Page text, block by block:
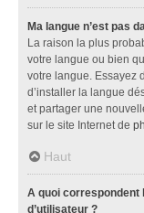
Ma langue n’est pas
La raison la plus
votre langue ou bien
votre langue. Essayez
d’installer la langue
et partager une
sur le site Internet de
Haut
A quoi correspondent
d’utilisateur ?